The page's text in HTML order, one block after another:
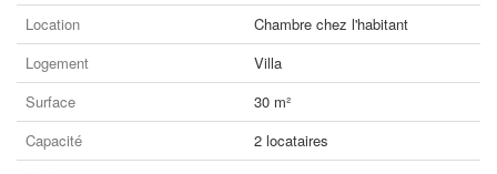
Location
Chambre chez l'habitant
Logement
Villa
Surface
30 m²
Capacité
2 locataires